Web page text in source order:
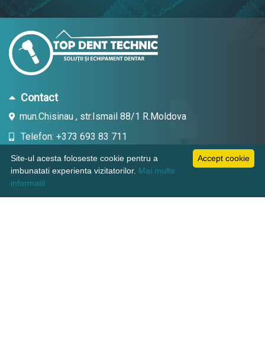
Contact
mun.Chisinau , str.Ismail 88/1 R.Moldova
Telefon: +373 693 83 711
Email: topdent.technic@gmail.com
Accept cookie
Site-ul acesta foloseste cookie pentru a
imbunatati experienta vizitatorilor. Mai multe
informatii